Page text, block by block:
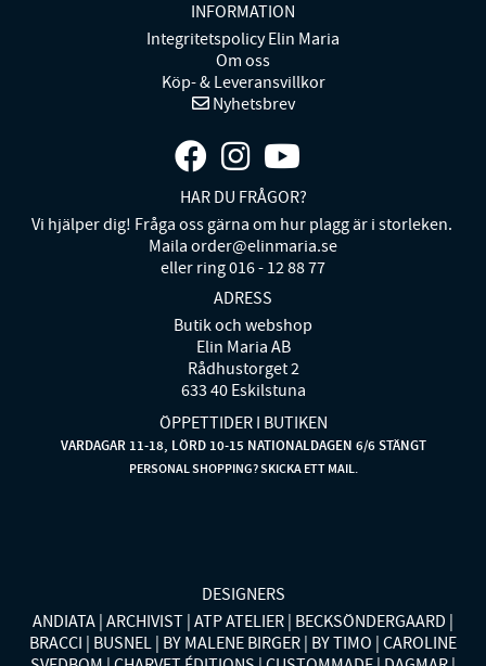
INFORMATION
Integritetspolicy Elin Maria
Om oss
Köp- & Leveransvillkor
Nyhetsbrev
HAR DU FRÅGOR?
Vi hjälper dig! Fråga oss gärna om hur plagg är i storleken.
Maila order@elinmaria.se
eller ring 016 - 12 88 77
ADRESS
Butik och webshop
Elin Maria AB
Rådhustorget 2
633 40 Eskilstuna
ÖPPETTIDER I BUTIKEN
VARDAGAR 11-18, LÖRD 10-15 NATIONALDAGEN 6/6 STÄNGT
PERSONAL SHOPPING? SKICKA ETT MAIL.
DESIGNERS
ANDIATA ARCHIVIST ATP ATELIER BECKSÖNDERGAARD
BRACCI BUSNEL BY MALENE BIRGER BY TIMO CAROLINE